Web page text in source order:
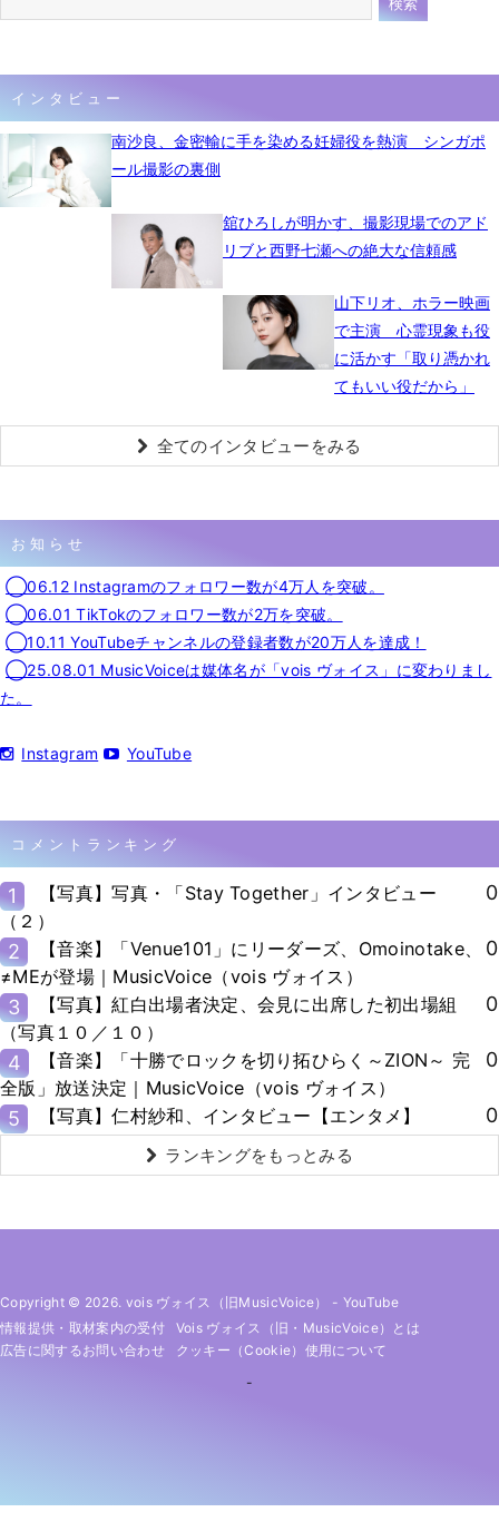
インタビュー
南沙良、金密輸に手を染める妊婦役を熱演 シンガポ
ール撮影の裏側
舘ひろしが明かす、撮影現場でのアド
リブと西野七瀬への絶大な信頼感
山下リオ、ホラー映画
で主演 心霊現象も役
に活かす「取り憑かれ
てもいい役だから」
全てのインタビューをみる
お知らせ
◯06.12 Instagramのフォロワー数が4万人を突破。
◯06.01 TikTokのフォロワー数が2万を突破。
◯10.11 YouTubeチャンネルの登録者数が20万人を達成！
◯25.08.01 MusicVoiceは媒体名が「vois ヴォイス」に変わりまし
た。
Instagram YouTube
コメントランキング
1
【写真】写真・「Stay Together」インタビュー
（２）
0
2
【音楽】「Venue101」にリーダーズ、Omoinotake、
≠MEが登場｜MusicVoice（vois ヴォイス）
0
3
【写真】紅白出場者決定、会見に出席した初出場組
（写真１０／１０）
0
4
【音楽】「十勝でロックを切り拓ひらく～ZION～ 完
全版」放送決定｜MusicVoice（vois ヴォイス）
0
5 【写真】仁村紗和、インタビュー【エンタメ】 0
ランキングをもっとみる
Copyright © 2026. vois ヴォイス（旧MusicVoice） - YouTube
情報提供・取材案内の受付
Vois ヴォイス（旧・MusicVoice）とは
広告に関するお問い合わせ
クッキー（cookie）使用について
-